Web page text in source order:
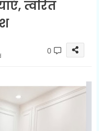
त्वरित
0